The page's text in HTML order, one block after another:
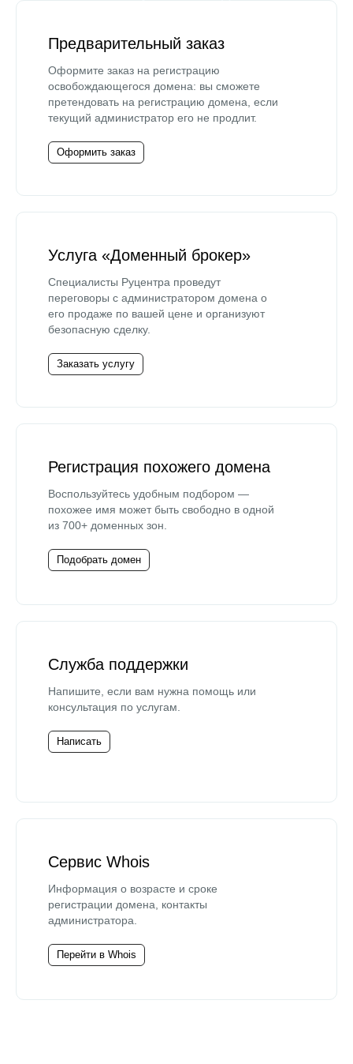
Предварительный заказ
Оформите заказ на регистрацию
освобождающегося домена: вы сможете
претендовать на регистрацию домена, если
текущий администратор его не продлит.
Оформить заказ
Услуга «Доменный брокер»
Специалисты Руцентра проведут
переговоры с администратором домена о
его продаже по вашей цене и организуют
безопасную сделку.
Заказать услугу
Регистрация похожего домена
Воспользуйтесь удобным подбором —
похожее имя может быть свободно в одной
из 700+ доменных зон.
Подобрать домен
Служба поддержки
Напишите, если вам нужна помощь или
консультация по услугам.
Написать
Сервис Whois
Информация о возрасте и сроке
регистрации домена, контакты
администратора.
Перейти в Whois